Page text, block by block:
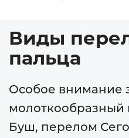
Виды
пальца
Особое внимание
Буш, перелом